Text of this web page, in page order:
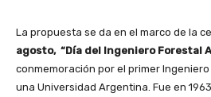
La propuesta se da en el marco de la
agosto, “Día del Ingeniero Forestal
conmemoración por el primer
una Universidad Argentina. Fue en